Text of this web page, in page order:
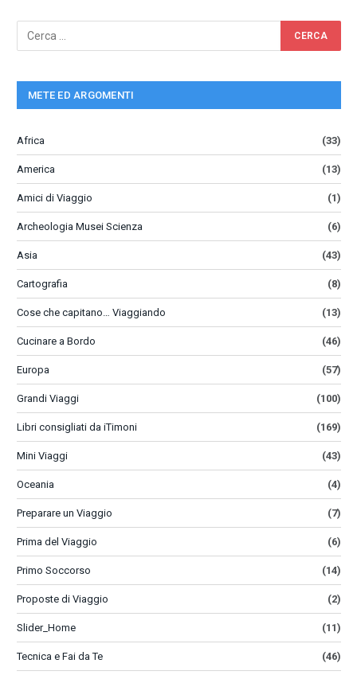
METE ED ARGOMENTI
Africa (33)
America (13)
Amici di Viaggio (1)
Archeologia Musei Scienza (6)
Asia (43)
Cartografia (8)
Cose che capitano… Viaggiando (13)
Cucinare a Bordo (46)
Europa (57)
Grandi Viaggi (100)
Libri consigliati da iTimoni (169)
Mini Viaggi (43)
Oceania (4)
Preparare un Viaggio (7)
Prima del Viaggio (6)
Primo Soccorso (14)
Proposte di Viaggio (2)
Slider_Home (11)
Tecnica e Fai da Te (46)